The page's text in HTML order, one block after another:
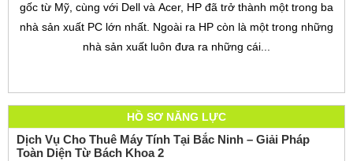
gốc từ Mỹ, cùng với Dell và Acer, HP đã trở thành một trong ba
nhà sản xuất PC lớn nhất. Ngoài ra HP còn là một trong những
nhà sản xuất luôn đưa ra những cái...
HỒ SƠ NĂNG LỰC
Dịch Vụ Cho Thuê Máy Tính Tại Bắc Ninh – Giải Pháp
Toàn Diện Từ Bách Khoa 2